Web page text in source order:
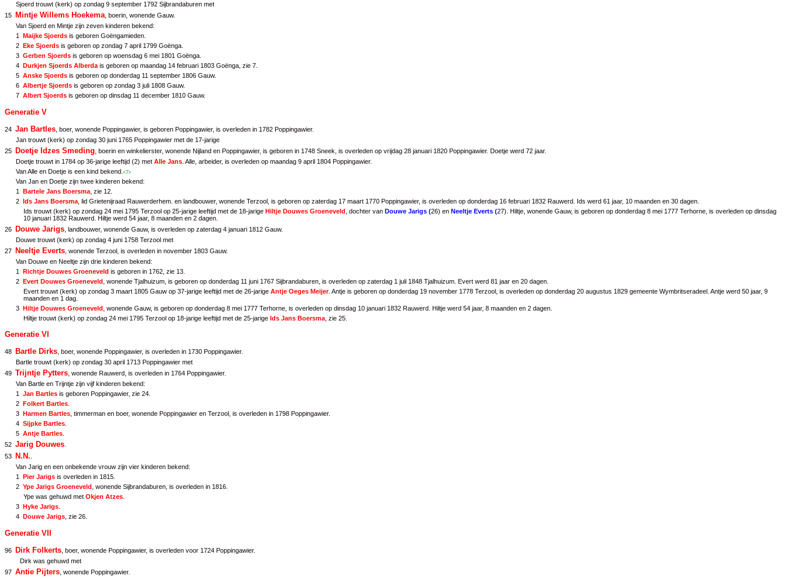
Sjoerd trouwt (kerk) op zondag 9 september 1792 Sijbrandaburen met
15
Mintje Willems Hoekema , boerin, wonende Gauw.
Van Sjoerd en Mintje zijn zeven kinderen bekend:
1
Maijke Sjoerds is geboren Goëngamieden.
2
Eke Sjoerds is geboren op zondag 7 april 1799 Goënga.
3 Gerben Sjoerds is geboren op woensdag 6 mei 1801 Goënga.
4
Durkjen Sjoerds Alberda is geboren op maandag 14 februari 1803 Goënga, zie7
5 Anske Sjoerds is geboren op donderdag 11 september 1806 Gauw.
6 Albertje Sjoerds is geboren op zondag 3 juli 1808 Gauw.
7 Albert Sjoerds is geboren op dinsdag 11 december 1810 Gauw.
Generatie V
24 Jan Bartles , boer, wonende Poppingawier, is geboren Poppingawier, is overleden in 1782 Poppingawier.
Jan trouwt (kerk) op zondag 30 juni 1765 Poppingawier met de 17-jarige
25
Doetje Idzes Smeding , boerin en winkelierster, wonende Nijland en Poppingawier, is geboren in 1748 Sneek, is overleden op vrijdag 28 januari 1820 Poppingawier. Doetje werd 72 jaar.
Doetje trouwt in 1784 op 36-jarige leeftijd (2) metAlle Jans . Alle, arbeider, is overleden op maandag 9 april 1804 Poppingawier.
Van Alle en Doetje is een kind bekend.<7>
Van Jan en Doetje zijn twee kinderen bekend:
1
Bartele Jans Boersma , zie 12
2 Ids Jans Boersma , lid Grietenijraad Rauwerderhem. en landbouwer, wonende Terzool, is geboren op zaterdag 17 maart 1770 Poppingawier, is overleden op donderdag 16 februari 1832 Rauwerd. Ids werd 61 jaar, 10 maanden en 30 dagen.
Ids trouwt (kerk) op zondag 24 mei 1795 Terzool op 25-jarige leeftijd met de 18-jarige Hiltje Douwes Groeneveld , dochter van Douwe Jarigs (26) en Neeltje Everts (27). Hiltje, wonende Gauw, is geboren op donderdag 8 mei 1777 Terhorne, is overleden op dinsdag
10 januari 1832 Rauwerd. Hiltje werd 54 jaar, 8 maanden en 2 dagen.
26
Douwe Jarigs , landbouwer, wonende Gauw, is overleden op zaterdag 4 januari 1812 Gauw.
Douwe trouwt (kerk) op zondag 4 juni 1758 Terzool met
27
Neeltje Everts , wonende Terzool, is overleden in november 1803 Gauw.
Van Douwe en Neeltje zijn drie kinderen bekend:
1
Richtje Douwes Groeneveld is geboren in 1762, zie 13
2 Evert Douwes Groeneveld , wonende Tjalhuizum, is geboren op donderdag 11 juni 1767 Sijbrandaburen, is overleden op zaterdag 1 juli 1848 Tjalhuizum. Evert werd 81 jaar en 20 dagen.
Evert trouwt (kerk) op zondag 3 maart 1805 Gauw op 37-jarige leeftijd met de 26-jarige Antje Oeges Meijer. Antje is geboren op donderdag 19 november 1778 Terzool, is overleden op donderdag 20 augustus 1829 gemeente Wymbritseradeel. Antje werd 50 jaar, 9
maanden en 1 dag.
3 Hiltje Douwes Groeneveld , wonende Gauw, is geboren op donderdag 8 mei 1777 Terhorne, is overleden op dinsdag 10 januari 1832 Rauwerd. Hiltje werd 54 jaar, 8 maanden en 2 dagen.
Hiltje trouwt (kerk) op zondag 24 mei 1795 Terzool op 18-jarige leeftijd met de 25-jarige Ids Jans Boersma , zie 25
Generatie VI
48 Bartle Dirks , boer, wonende Poppingawier, is overleden in 1730 Poppingawier.
Bartle trouwt (kerk) op zondag 30 april 1713 Poppingawier met
49 Trijntje Pytters , wonende Rauwerd, is overleden in 1764 Poppingawier.
Van Bartle en Trijntje zijn vijf kinderen bekend:
1
Jan Bartles is geboren Poppingawier, zie24
2
Folkert Bartles
3
Harmen Bartles , timmerman en boer, wonende Poppingawier en Terzool, is overleden in 1798 Poppingawier.
4 Sijpke Bartles
5 Antje Bartles
52 Jarig Douwes
53
N.N.
Van Jarig en een onbekende vrouw zijn vier kinderen bekend:
1
Pier Jarigs is overleden in 1815.
2 Ype Jarigs Groeneveld
, wonende Sijbrandaburen, is overleden in 1816.
Ype was gehuwd met Okjen Atzes
3
Hyke Jarigs
4
Douwe Jarigs , zie26
Generatie VII
96 Dirk Folkerts , boer, wonende Poppingawier, is overleden voor 1724 Poppingawier.
Dirk was gehuwd met
97 Antie Pijters , wonende Poppingawier.